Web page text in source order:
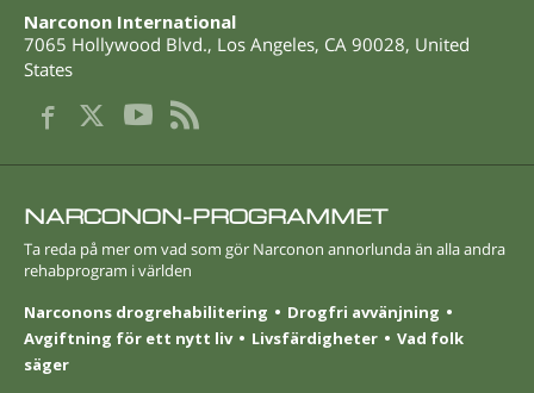
Narconon International
7065 Hollywood Blvd., Los Angeles, CA 90028, United
States
NARCONON-PROGRAMMET
Ta reda på mer om vad som gör Narconon annorlunda än alla andra
rehabprogram i världen
Narconons drogrehabilitering
Drogfri avvänjning
Avgiftning för ett nytt liv
Livsfärdigheter
Vad folk
säger